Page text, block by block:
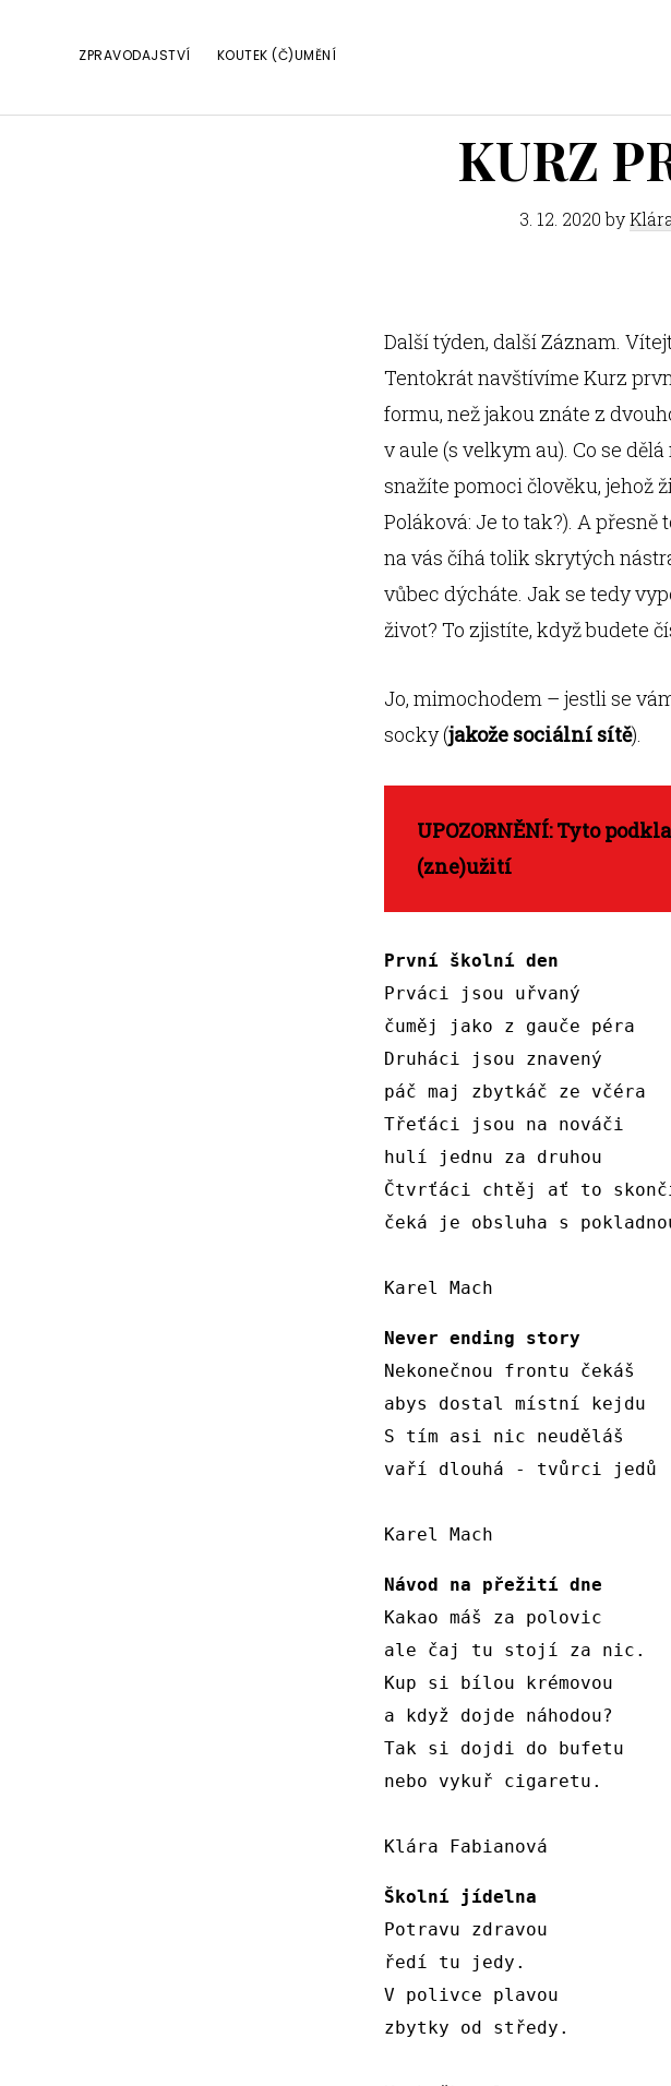
ZPRAVODAJSTVÍ KOUTEK (Č)UMĚNÍ
KURZ
3. 12. 2020by
Další týden, další Záznam.
Tentokrát navštívíme Kurz
formu, než jakou znáte z
v aule (s velkym au). Co se
snažíte pomoci člověku, jehož
Poláková: Je to tak?). A
na vás číhá tolik skrytých
vůbec dýcháte. Jak se tedy
život? To zjistíte, když budete
Jo, mimochodem – jestli se
socky (jakože sociální sítě).
UPOZORNĚNÍ: Tyto
(zne)užití
První školní den
Prváci jsou uřvaný
čuměj jako z gauče péra
Druháci jsou znavený
páč maj zbytkáč ze včéra
Třeťáci jsou na nováči
hulí jednu za druhou
Čtvrťáci chtěj ať to
čeká je obsluha s
Never ending story
Nekonečnou frontu čekáš
abys dostal místní kejdu
S tím asi nic neuděláš
vaří dlouhá - tvůrci jedů
Karel Mach
Návod na přežití dne
Kakao máš za polovic
ale čaj tu stojí za nic.
Kup si bílou krémovou
a když dojde náhodou?
Tak si dojdi do bufetu
nebo vykuř cigaretu.
Klára Fabianová
Školní jídelna
Potravu zdravou
ředí tu jedy.
V polivce plavou
zbytky od středy.